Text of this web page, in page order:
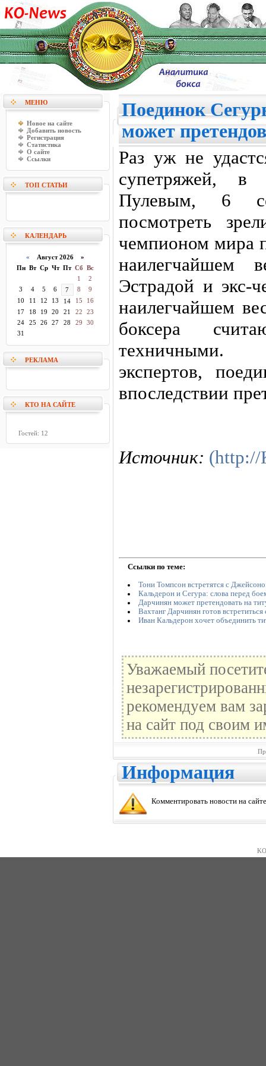
МЕНЮ
Новое на сайте
Добавить новость
Регистрация
Статистика
О сайте
Ссылки
ТОП СТАТЬИ
КАЛЕНДАРЬ
« Август 2026 »
Пн Вт Ср Чт Пт Сб Вс
1
2
3
4 5 6 7 8
9
10
11 12 13 14 15
16
17
18 19 20 21 22
23
24
25 26 27 28 29
30
31
РЕКЛАМА
КТО НА САЙТЕ
Гостей: 12
Поединок
может
Раз уж не
супетряжей,
Пулевым, 6
посмотреть
чемпионом мира
наилегчайшем
Эстрадой и экс-
наилегчайшем
боксера
техничными.
экспертов,
впоследствии
Источник: (http://
Ссылки по теме:
Тони Томпсон встретятся с
Кальдерон и Сегура: слова перед
Дарчинян может претендовать на
Вахтанг Дарчинян готов
Иван Кальдерон хочет объединить
Уважаемый
рекомендуем вам
на сайт под своим
Информация
Комментировать новости на